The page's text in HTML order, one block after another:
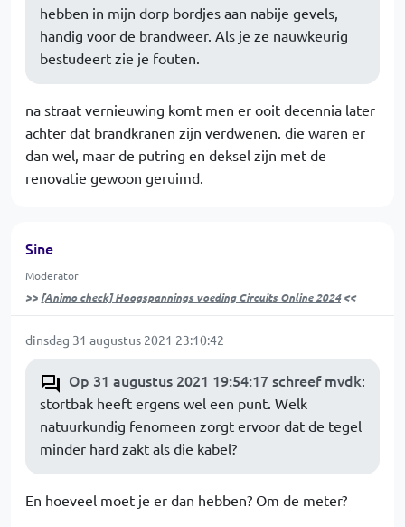
hebben in mijn dorp bordjes aan nabije gevels,
handig voor de brandweer. Als je ze nauwkeurig
bestudeert zie je fouten.
na straat vernieuwing komt men er ooit decennia later
achter dat brandkranen zijn verdwenen. die waren er
dan wel, maar de putring en deksel zijn met de
renovatie gewoon geruimd.
Sine
Moderator
>> [Animo check] Hoogspannings voeding Circuits Online 2024<<
dinsdag 31 augustus 2021 23:10:42
Op 31 augustus 2021 19:54:17 schreef mvdk:
stortbak heeft ergens wel een punt. Welk
natuurkundig fenomeen zorgt ervoor dat de tegel
minder hard zakt als die kabel?
En hoeveel moet je er dan hebben? Om de meter?